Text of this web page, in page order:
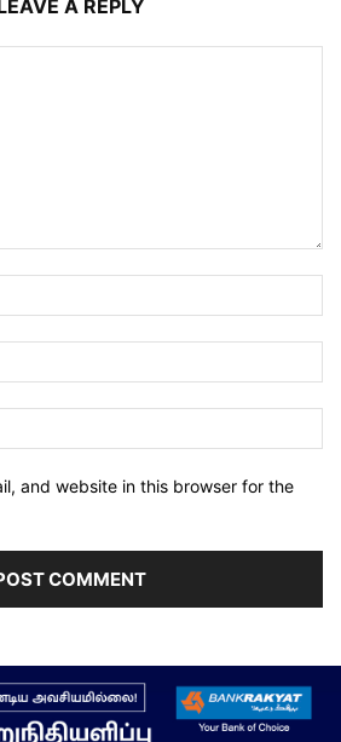
A REPLY
and website in this browser for the